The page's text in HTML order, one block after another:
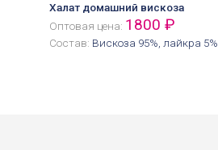
Халат домашний вискоза
Оптовая цена: 1800 ₽
Состав: Вискоза 95%, лайкра 5%